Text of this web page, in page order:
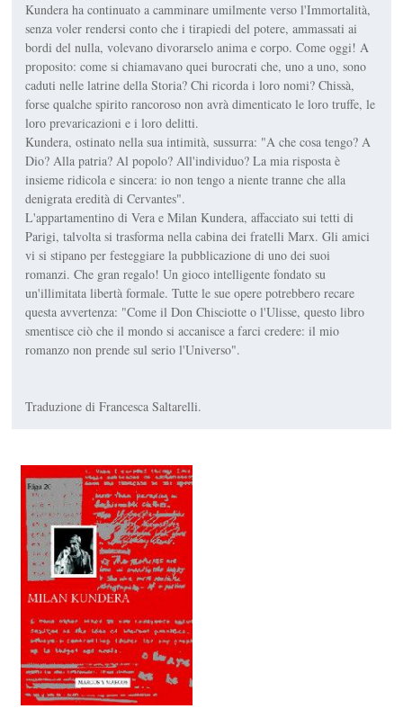
Kundera ha continuato a camminare umilmente verso l'Immortalità,
senza voler rendersi conto che i tirapiedi del potere, ammassati ai
bordi del nulla, volevano divorarselo anima e corpo. Come oggi! A
proposito: come si chiamavano quei burocrati che, uno a uno, sono
caduti nelle latrine della Storia? Chi ricorda i loro nomi? Chissà,
forse qualche spirito rancoroso non avrà dimenticato le loro truffe, le
loro prevaricazioni e i loro delitti.
Kundera, ostinato nella sua intimità, sussurra: "A che cosa tengo? A
Dio? Alla patria? Al popolo? All'individuo? La mia risposta è
insieme ridicola e sincera: io non tengo a niente tranne che alla
denigrata eredità di Cervantes".
L'appartamentino di Vera e Milan Kundera, affacciato sui tetti di
Parigi, talvolta si trasforma nella cabina dei fratelli Marx. Gli amici
vi si stipano per festeggiare la pubblicazione di uno dei suoi
romanzi. Che gran regalo! Un gioco intelligente fondato su
un'illimitata libertà formale. Tutte le sue opere potrebbero recare
questa avvertenza: "Come il Don Chisciotte o l'Ulisse, questo libro
smentisce ciò che il mondo si accanisce a farci credere: il mio
romanzo non prende sul serio l'Universo".
Traduzione di Francesca Saltarelli.